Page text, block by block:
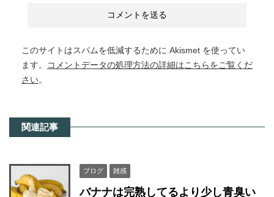
このサイトはスパムを低減するために Akismet を使ってい
ます。
コメントデータの処理方法の詳細はこちらをご覧くだ
さい。
関連記事
ブログ 雑感
バナナは完熟してるより少し青臭い